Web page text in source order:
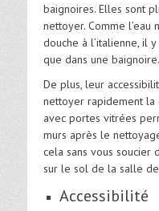
baignoires. Elles sont
nettoyer. Comme l’eau
douche à l’italienne, il
que dans une baignoire.
De plus, leur
nettoyer rapidement la
avec portes vitrées
murs après le
cela sans vous soucier
sur le sol de la salle de
Accessibilité